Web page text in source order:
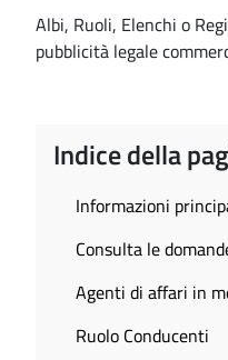
Albi, Ruoli, Elenchi o
pubblicità legale
Indice della
Informazioni
Consulta le
Agenti di affari in
Ruolo Conducenti